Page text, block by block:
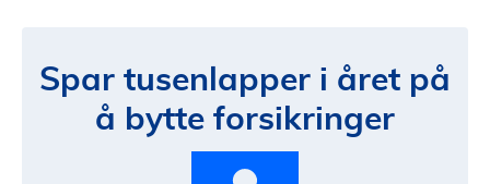
Spar tusenlapper i året på
å bytte forsikringer